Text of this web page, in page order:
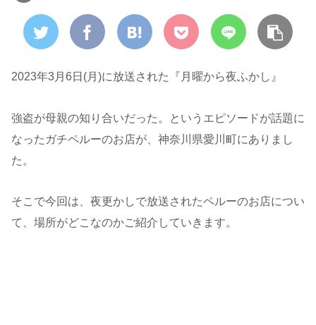
2023年3月6日(月)に放送された『月曜から夜ふかし』
強盗が母親の知り合いだった。というエピソードが話題に
なったガチペルーのお店が、神奈川県愛川町にありまし
た。
そこで今回は、夜更かしで放送されたペルーのお店につい
て、場所がどこなのかご紹介していきます。